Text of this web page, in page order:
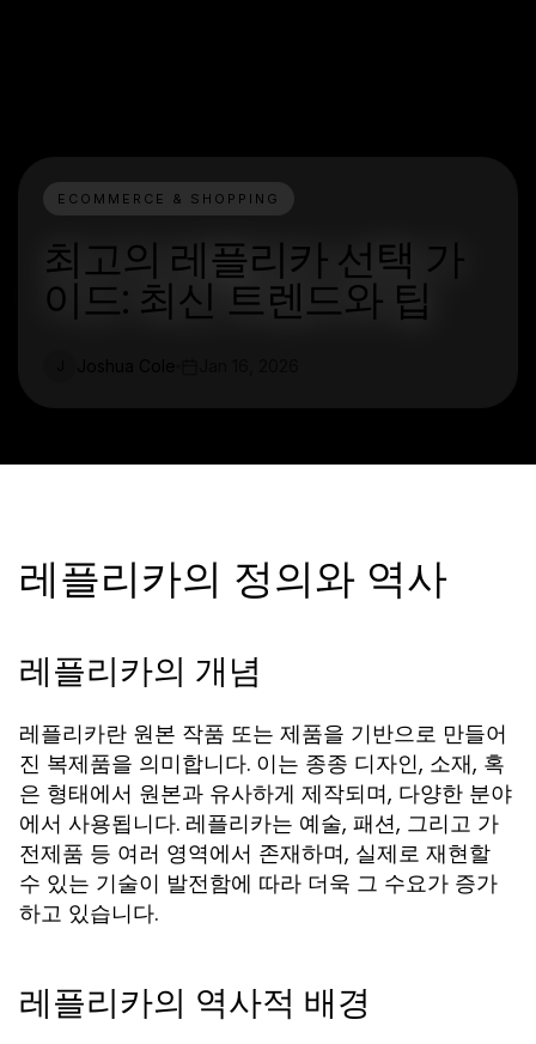
ECOMMERCE & SHOPPING
최고의 레플리카 선택 가
이드: 최신 트렌드와 팁
레플리카의 정의와 역사
레플리카의 개념
레플리카란 원본 작품 또는 제품을 기반으로 만들어
진 복제품을 의미합니다. 이는 종종 디자인, 소재, 혹
은 형태에서 원본과 유사하게 제작되며, 다양한 분야
에서 사용됩니다. 레플리카는 예술, 패션, 그리고 가
전제품 등 여러 영역에서 존재하며, 실제로 재현할
수 있는 기술이 발전함에 따라 더욱 그 수요가 증가
하고 있습니다.
레플리카의 역사적 배경